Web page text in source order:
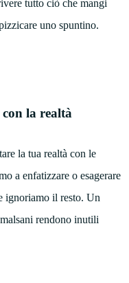
tutto ciò che mangi
uno spuntino.
la realtà
la tua realtà con le
a enfatizzare o esagerare
ignoriamo il resto. Un
rendono inutili